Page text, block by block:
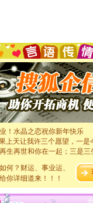
万要知足！千万不要忘记我
只这样的日子才会想起你,
地骚扰你,告诉你,圣诞要快
噢!
上一颗祝福的心,在这个特别
鲜花,一切美好的祝愿与你同
你我会触电；看不到你我要
是我职业，想你是我事业，
！水晶之恋祝你新年快乐
上天让我许三个愿望，一是
生再世和你在一起；三是三
恋祝你新年快乐
狠下心扭头离去那一刻，你
让我明白我多么爱你。我转
之恋祝你新年快乐。
雨润好月圆，半岛铁盒伴身
何？财运、事业运、
你详细道来！！！